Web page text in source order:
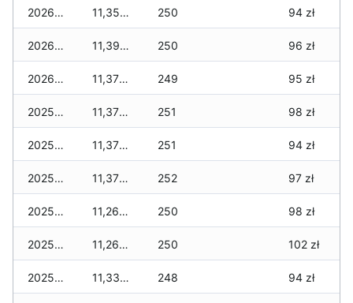
2026-01-03 11,350 zł 250 94 zł
2026-01-02 11,390 zł 250 96 zł
2026-01-01 11,370 zł 249 95 zł
2025-12-31 11,370 zł 251 98 zł
2025-12-30 11,370 zł 251 94 zł
2025-12-29 11,370 zł 252 97 zł
2025-12-28 11,260 zł 250 98 zł
2025-12-27 11,260 zł 250 102 zł
2025-12-26 11,330 zł 248 94 zł